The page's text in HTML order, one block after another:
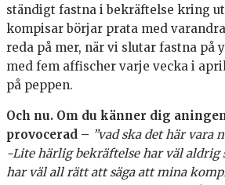
ständigt fastna i bekräftelse kring
kompisar börjar prata med
reda på mer, när vi slutar fastna på
med fem affischer varje vecka i
på peppen.
Och nu. Om du känner dig
provocerad – ”vad ska det här vara
-Lite härlig bekräftelse har väl aldrig
har väl all rätt att säga att mina